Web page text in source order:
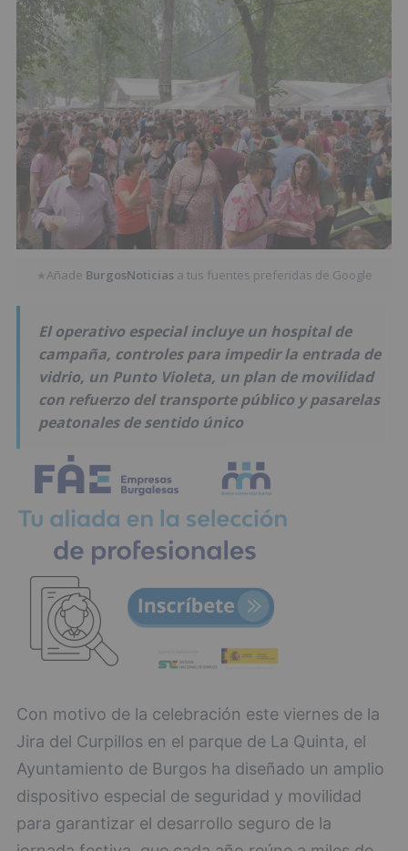
★Añade BurgosNoticias a tus fuentes preferidas de Google
El operativo especial incluye un hospital de
campaña, controles para impedir la entrada de
vidrio, un Punto Violeta, un plan de movilidad
con refuerzo del transporte público y pasarelas
peatonales de sentido único
Con motivo de la celebración este viernes de la
Jira del Curpillos en el parque de La Quinta, el
Ayuntamiento de Burgos ha diseñado un amplio
dispositivo especial de seguridad y movilidad
para garantizar el desarrollo seguro de la